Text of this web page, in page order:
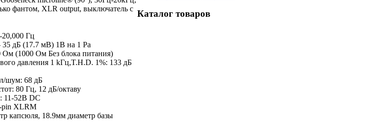
фантом, XLR output, выключатель с
20,000 Гц
35 дБ (17.7 мВ) 1В на 1 Pa
Ом (1000 Ом Без блока питания)
давления 1 kГц,T.H.D. 1%: 133 дБ
шум: 68 дБ
80 Гц, 12 дБ/октаву
11-52В DC
pin XLRM
капсюля, 18.9мм диаметр базы
Каталог товаров